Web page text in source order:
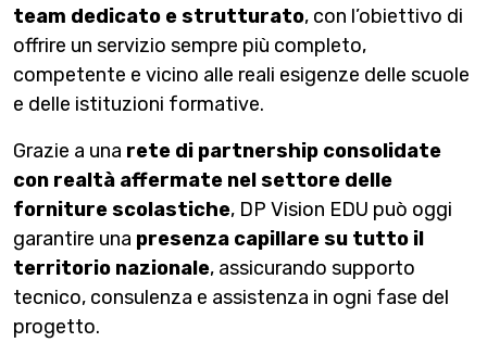
team dedicato e strutturato, con l’obiettivo di
offrire un servizio sempre più completo,
competente e vicino alle reali esigenze delle scuole
e delle istituzioni formative.
Grazie a una rete di partnership consolidate
con realtà affermate nel settore delle
forniture scolastiche, DP Vision EDU può oggi
garantire una presenza capillare su tutto il
territorio nazionale, assicurando supporto
tecnico, consulenza e assistenza in ogni fase del
progetto.